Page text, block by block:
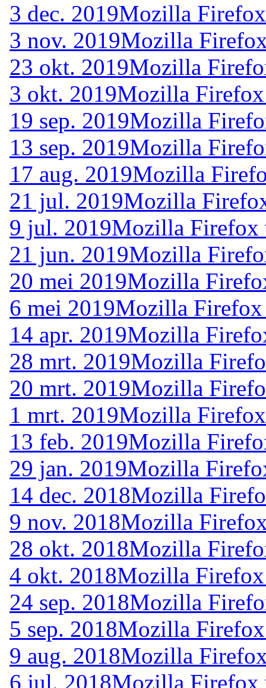
3 dec. 2019Mozilla
3 nov. 2019Mozilla
23 okt. 2019Mozilla
3 okt. 2019Mozilla
19 sep. 2019Mozilla
13 sep. 2019Mozilla
17 aug. 2019Mozilla
21 jul. 2019Mozilla
9 jul. 2019Mozilla Firefox
21 jun. 2019Mozilla
20 mei 2019Mozilla
6 mei 2019Mozilla
14 apr. 2019Mozilla
28 mrt. 2019Mozilla
20 mrt. 2019Mozilla
1 mrt. 2019Mozilla
13 feb. 2019Mozilla
29 jan. 2019Mozilla
14 dec. 2018Mozilla
9 nov. 2018Mozilla
28 okt. 2018Mozilla
4 okt. 2018Mozilla
24 sep. 2018Mozilla
5 sep. 2018Mozilla
9 aug. 2018Mozilla
6 jul. 2018Mozilla Firefox